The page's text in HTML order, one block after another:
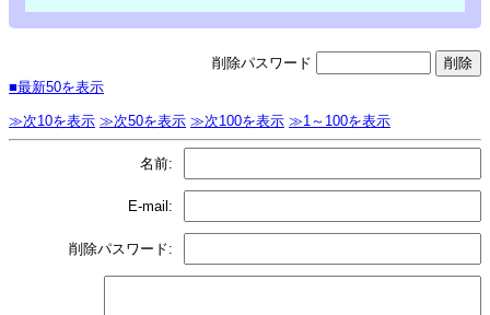
削除パスワード
■最新50を表示
≫次10を表示 ≫次50を表示 ≫次100を表示 ≫1～100を表示
名前:
E-mail:
削除パスワード: